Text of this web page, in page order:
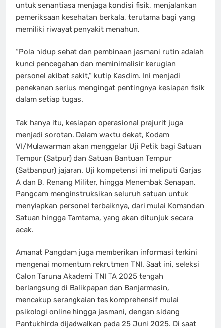
untuk senantiasa menjaga kondisi fisik, menjalankan
pemeriksaan kesehatan berkala, terutama bagi yang
memiliki riwayat penyakit menahun.
“Pola hidup sehat dan pembinaan jasmani rutin adalah
kunci pencegahan dan meminimalisir kerugian
personel akibat sakit,” kutip Kasdim. Ini menjadi
penekanan serius mengingat pentingnya kesiapan fisik
dalam setiap tugas.
Tak hanya itu, kesiapan operasional prajurit juga
menjadi sorotan. Dalam waktu dekat, Kodam
VI/Mulawarman akan menggelar Uji Petik bagi Satuan
Tempur (Satpur) dan Satuan Bantuan Tempur
(Satbanpur) jajaran. Uji kompetensi ini meliputi Garjas
A dan B, Renang Militer, hingga Menembak Senapan.
Pangdam menginstruksikan seluruh satuan untuk
menyiapkan personel terbaiknya, dari mulai Komandan
Satuan hingga Tamtama, yang akan ditunjuk secara
acak.
Amanat Pangdam juga memberikan informasi terkini
mengenai momentum rekrutmen TNI. Saat ini, seleksi
Calon Taruna Akademi TNI TA 2025 tengah
berlangsung di Balikpapan dan Banjarmasin,
mencakup serangkaian tes komprehensif mulai
psikologi online hingga jasmani, dengan sidang
Pantukhirda dijadwalkan pada 25 Juni 2025. Di saat